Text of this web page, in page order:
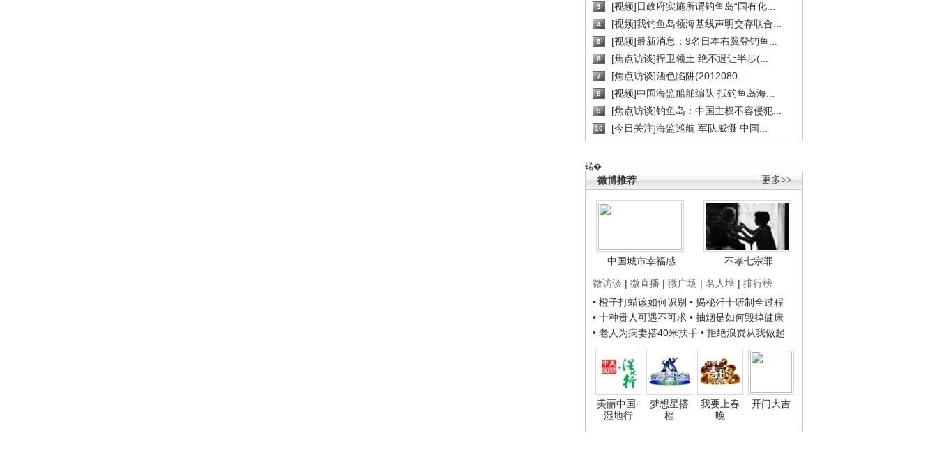
3 [视频]日政府实施所谓钓鱼岛“国有化...
4 [视频]我钓鱼岛领海基线声明交存联合...
5 [视频]最新消息：9名日本右翼登钓鱼...
6 [焦点访谈]捍卫领土 绝不退让半步(...
7 [焦点访谈]酒色陷阱(2012080...
8 [视频]中国海监船舶编队 抵钓鱼岛海...
9 [焦点访谈]钓鱼岛：中国主权不容侵犯...
10 [今日关注]海监巡航 军队威慑 中国...
锘�
更多>>
微博推荐
中国城市幸福感
不孝七宗罪
微访谈 | 微直播 | 微广场 | 名人墙 | 排行榜
• 橙子打蜡该如何识别 • 揭秘歼十研制全过程
• 十种贵人可遇不可求 • 抽烟是如何毁掉健康
• 老人为病妻搭40米扶手 • 拒绝浪费从我做起
美丽中国·
湿地行
梦想星搭
档
我要上春
晚
开门大吉